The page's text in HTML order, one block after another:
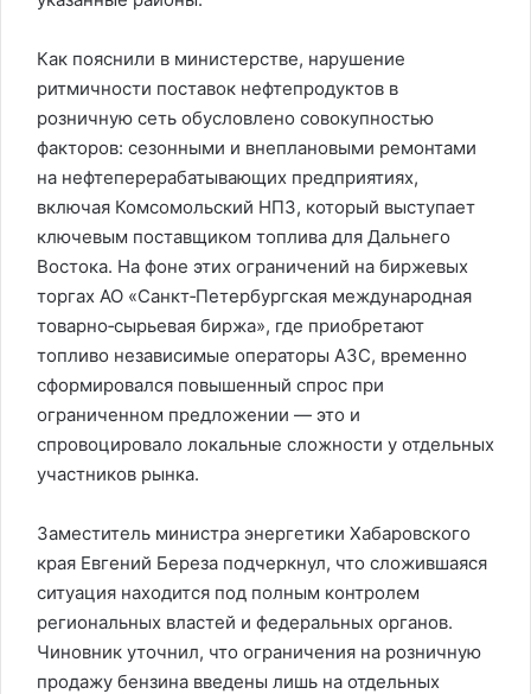
Как пояснили в министерстве, нарушение
ритмичности поставок нефтепродуктов в
розничную сеть обусловлено совокупностью
факторов: сезонными и внеплановыми ремонтами
на нефтеперерабатывающих предприятиях,
включая Комсомольский НПЗ, который выступает
ключевым поставщиком топлива для Дальнего
Востока. На фоне этих ограничений на биржевых
торгах АО «Санкт‑Петербургская международная
товарно‑сырьевая биржа», где приобретают
топливо независимые операторы АЗС, временно
сформировался повышенный спрос при
ограниченном предложении — это и
спровоцировало локальные сложности у отдельных
участников рынка.
Заместитель министра энергетики Хабаровского
края Евгений Береза подчеркнул, что сложившаяся
ситуация находится под полным контролем
региональных властей и федеральных органов.
Чиновник уточнил, что ограничения на розничную
продажу бензина введены лишь на отдельных